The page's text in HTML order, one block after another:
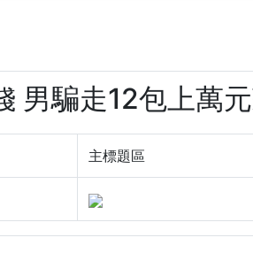
男騙走12包上萬
主標題區